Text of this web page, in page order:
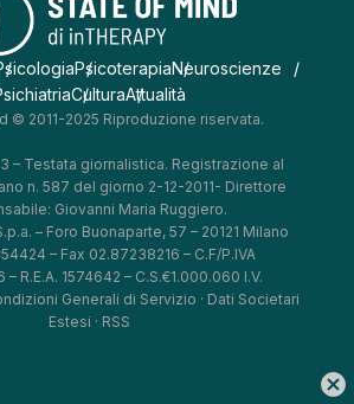
PsicoterapiaNeuroscienze
CulturaAttualità
© 2011-2025 Riproduzione riservata.
– Testata giornalistica. Registrazione al
n. 587 del giorno 2-12-2011- Direttore
Giovanni Maria Ruggiero.
– Foro Buonaparte, 57 – 20121 Milano
– Fax 02.87238216 – C.F/P.IVA
– R.E.A. 1574642 – C.S.€1.000.060 I.V.
Generali di Servizio · Dati Societari
Estesi · RSS
cancel